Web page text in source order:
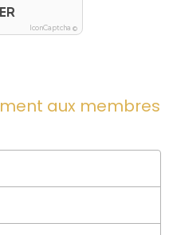
IconCaptcha ©
aux membres